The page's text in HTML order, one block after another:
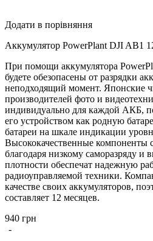
Додати в порівняння
Aккумулятор PowerPlant DJI AB1
При помощи аккумулятора
будете обезопасены от разрядки
неподходящий момент. Японские
производителей фото и
индивидуально для каждой АКБ,
его устройством как родную
батареи на шкале индикации
Высококачественные компоненты
благодаря низкому саморазряду и
плотности обеспечат надежную
радиоуправляемой техники.
качестве своих аккумуляторов,
составляет 12 месяцев.
Название: PowerPlant DJI AB1
Емкость: 1220mAh
940 грн
-